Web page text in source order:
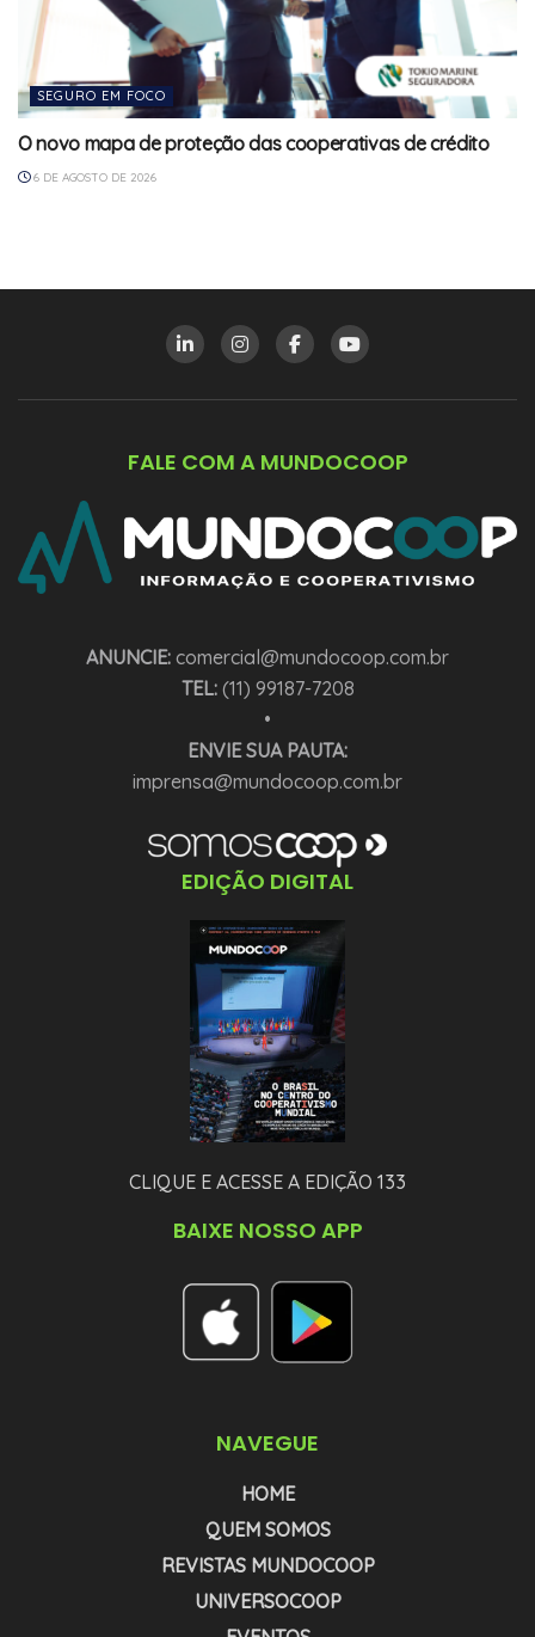
SEGURO EM FOCO
O novo mapa de proteção das cooperativas de crédito
6 DE AGOSTO DE 2026
FALE COM A MUNDOCOOP
ANUNCIE: comercial@mundocoop.com.br
TEL:(11) 99187-7208
•
ENVIE SUA PAUTA:
imprensa@mundocoop.com.br
EDIÇÃO DIGITAL
CLIQUE E ACESSE A EDIÇÃO 133
BAIXE NOSSO APP
NAVEGUE
HOME
QUEM SOMOS
REVISTAS MUNDOCOOP
UNIVERSOCOOP